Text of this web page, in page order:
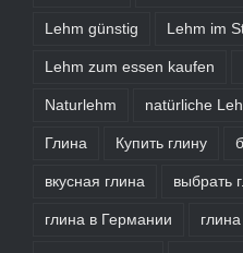
Lehm günstig Lehm im
Lehm zum essen kaufen
Naturlehm natürliche
Глина Купить глину
вкусная глина выбрать
глина в Германии